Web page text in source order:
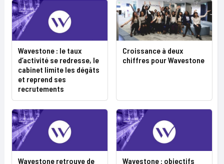
Wavestone : le taux
d’activité se redresse, le
cabinet limite les dégâts
et reprend ses
recrutements
Croissance à deux
chiffres pour Wavestone
Wavestone retrouve de Wavestone : objectifs